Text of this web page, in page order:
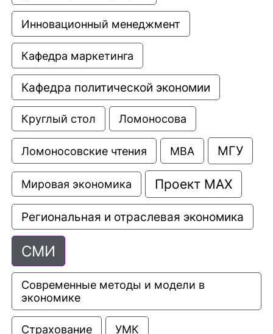
Инновационный менеджмент
Кафедра маркетинга
Кафедра политической экономии
Круглый стол Ломоносова
Ломоносовские чтения МВА МГУ
Мировая экономика Проект МАХ
Региональная и отраслевая экономика
СМИ
Современные методы и модели в
экономике
Страхование УМК